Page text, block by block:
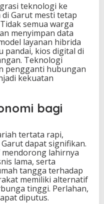
teknologi ke
Garut mesti tetap
semua warga
menyimpan data
layanan hibrida
pandai, kios digital di
Teknologi
pengganti hubungan
kekuatan
bagi
tertata rapi,
dapat signifikan.
lahirnya
lama, serta
tangga terhadap
memiliki alternatif
tinggi. Perlahan,
diputus.